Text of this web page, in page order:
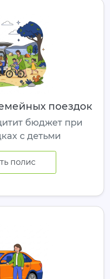
поездок
бюджет при
с детьми
полис